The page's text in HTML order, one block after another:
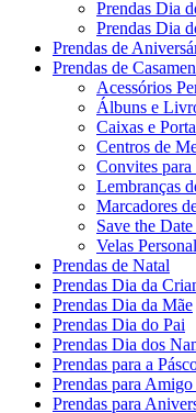
Prendas Dia
Prendas Dia
Prendas de
Prendas de
Acessórios
Álbuns e
Caixas e
Centros de
Convites
Lembranças
Marcadores
Save the
Velas
Prendas de Natal
Prendas Dia da
Prendas Dia da Mãe
Prendas Dia do Pai
Prendas Dia dos
Prendas para a
Prendas para Amigo
Prendas para